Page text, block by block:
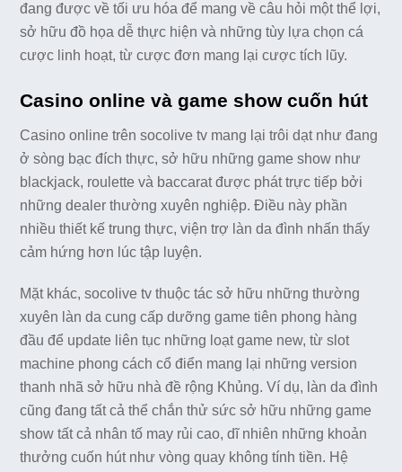
đang được về tối ưu hóa để mang về câu hỏi một thể lợi,
sở hữu đồ họa dễ thực hiện và những tùy lựa chọn cá
cược linh hoạt, từ cược đơn mang lại cược tích lũy.
Casino online và game show cuốn hút
Casino online trên socolive tv mang lại trôi dạt như đang
ở sòng bạc đích thực, sở hữu những game show như
blackjack, roulette và baccarat được phát trực tiếp bởi
những dealer thường xuyên nghiệp. Điều này phần
nhiều thiết kế trung thực, viện trợ làn da đình nhấn thấy
cảm hứng hơn lúc tập luyện.
Mặt khác, socolive tv thuộc tác sở hữu những thường
xuyên làn da cung cấp dưỡng game tiên phong hàng
đầu để update liên tục những loạt game new, từ slot
machine phong cách cổ điển mang lại những version
thanh nhã sở hữu nhà đề rộng Khủng. Ví dụ, làn da đình
cũng đang tất cả thể chắn thử sức sở hữu những game
show tất cả nhân tố may rủi cao, dĩ nhiên những khoản
thưởng cuốn hút như vòng quay không tính tiền. Hệ